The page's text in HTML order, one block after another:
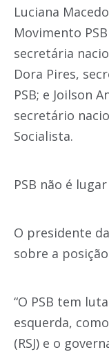
Luciana
Movimento
secretária
Dora Pires,
PSB; e Joilson
secretário
Socialista.
PSB não é
O presidente
sobre a
“O PSB tem
esquerda,
(RSJ) e o